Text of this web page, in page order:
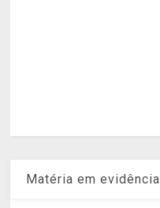
Matéria em evidência